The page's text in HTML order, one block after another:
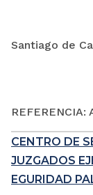
Santiago de
REFERENCIA:
CENTRO DE
JUZGADOS
EGURIDAD